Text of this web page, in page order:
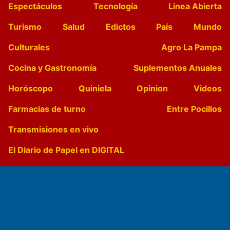
Espectáculos
Tecnología
Linea Abierta
Turismo
Salud Edictos País
Mundo
Culturales
Agro La Pampa
Cocina y Gastronomía
Suplementos Anuales
Horóscopo
Quiniela Opinion
Videos
Farmacias de turno
Entre Pocillos
Transmisiones en vivo
El Diario de Papel en DIGITAL